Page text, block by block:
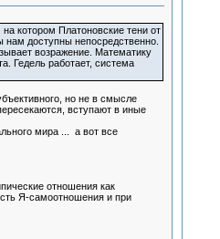
котором Платоновские тени от
доступны непосредственно.
возражение. Математику
Гедель работает, система
но не в смысле
вступают в иные
мира ... а вот все
отношения как
Я-самоотношения и при